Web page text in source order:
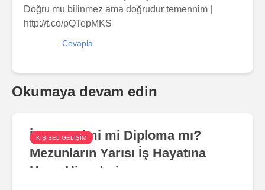
Doğru mu bilinmez ama doğrudur temennim |
http://t.co/pQTepMKS
Cevapla
Okumaya devam edin
KIŞISEL GELIŞIM
İş Deneyimi mi Diploma mı?
Mezunların Yarısı İş Hayatına
Hazır Hissetmiyor